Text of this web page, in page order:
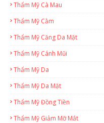
Thẩm Mỹ Cà Mau
Thẩm Mỹ Cằm
Thẩm Mỹ Căng Da Mặt
Thẩm Mỹ Cánh Mũi
Thẩm Mỹ Da
Thẩm Mỹ Da Mặt
Thẩm Mỹ Đồng Tiền
Thẩm Mỹ Giảm Mỡ Mắt